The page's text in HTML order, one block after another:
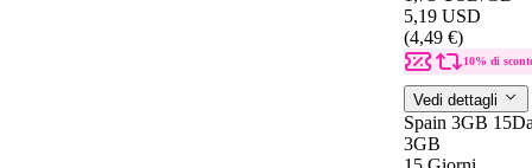
5,19 USD
(4,49 €)
10% di
Vedi dettagli
Spain 3GB
3GB